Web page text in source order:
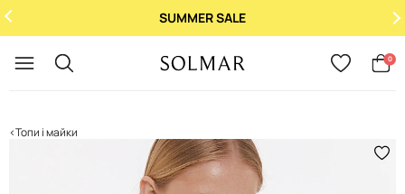
SUMMER SALE
0
Топи і майки